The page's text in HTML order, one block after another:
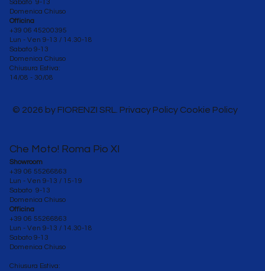
Sabato 9-13
Domenica Chiuso
Officina
+39 06 45200395
Lun - Ven 9-13 / 14.30-18
Sabato 9-13
Domenica Chiuso
Chiusura Estiva:
14/08 - 30/08
Che Moto! Roma Pio XI
Showroom
+39 06 55266863
Lun - Ven 9-13 / 15-19
Sabato 9-13
Domenica Chiuso
Officina
+39 06 55266863
Lun - Ven 9-13 / 14.30-18
Sabato 9-13
Domenica Chiuso
Chiusura Estiva:
© 2026 by FIORENZI SRL. Privacy Policy Cookie Policy